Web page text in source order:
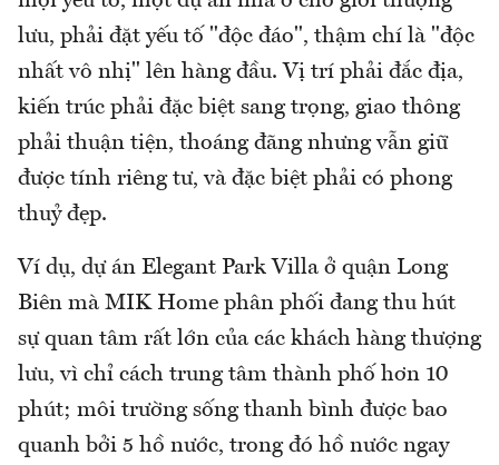
lưu, phải đặt yếu tố "độc đáo", thậm chí là "độc
nhất vô nhị" lên hàng đầu. Vị trí phải đắc địa,
kiến trúc phải đặc biệt sang trọng, giao thông
phải thuận tiện, thoáng đãng nhưng vẫn giữ
được tính riêng tư, và đặc biệt phải có phong
thuỷ đẹp.
Ví dụ, dự án Elegant Park Villa ở quận Long
Biên mà MIK Home phân phối đang thu hút
sự quan tâm rất lớn của các khách hàng thượng
lưu, vì chỉ cách trung tâm thành phố hơn 10
phút; môi trường sống thanh bình được bao
quanh bởi 5 hồ nước, trong đó hồ nước ngay